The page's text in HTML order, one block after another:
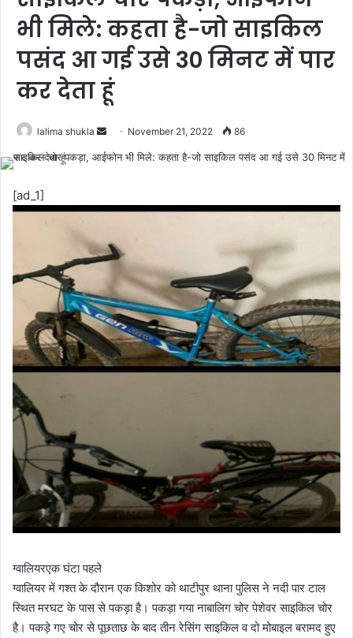
भी मिले: कहता है-जो साइकिल
पसंद आ गई उसे 30 मिनट में पार
कर देता हूं
lalima shukla
Send
an
November 21, 2022 86
[ad_1]
ग्वालियरएक घंटा पहले
ग्वालियर में गश्त के दौरान एक किशोर को थाटीपुर थाना पुलिस ने नदी पार टाल
स्थित मरघट के पास से पकड़ा है। पकड़ा गया नाबालिग चोर पेशेवर साइकिल चोर
है। पकड़े गए चोर से पूछताछ के बाद तीन रेसिंग साइकिल व दो मोबाइल बरामद हुए